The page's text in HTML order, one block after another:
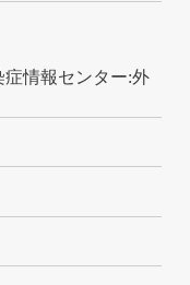
情報センター:外